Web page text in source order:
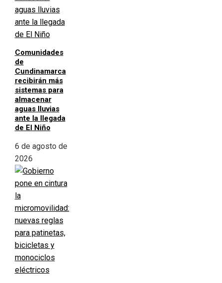
Comunidades
de
Cundinamarca
recibirán más
sistemas para
almacenar
aguas lluvias
ante la llegada
de El Niño
6 de agosto de
2026